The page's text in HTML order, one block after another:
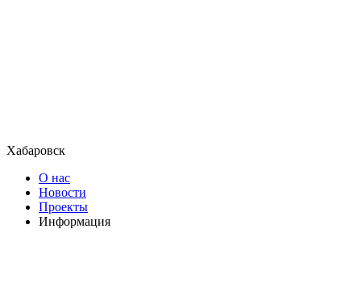
Хабаровск
О нас
Новости
Проекты
Информация